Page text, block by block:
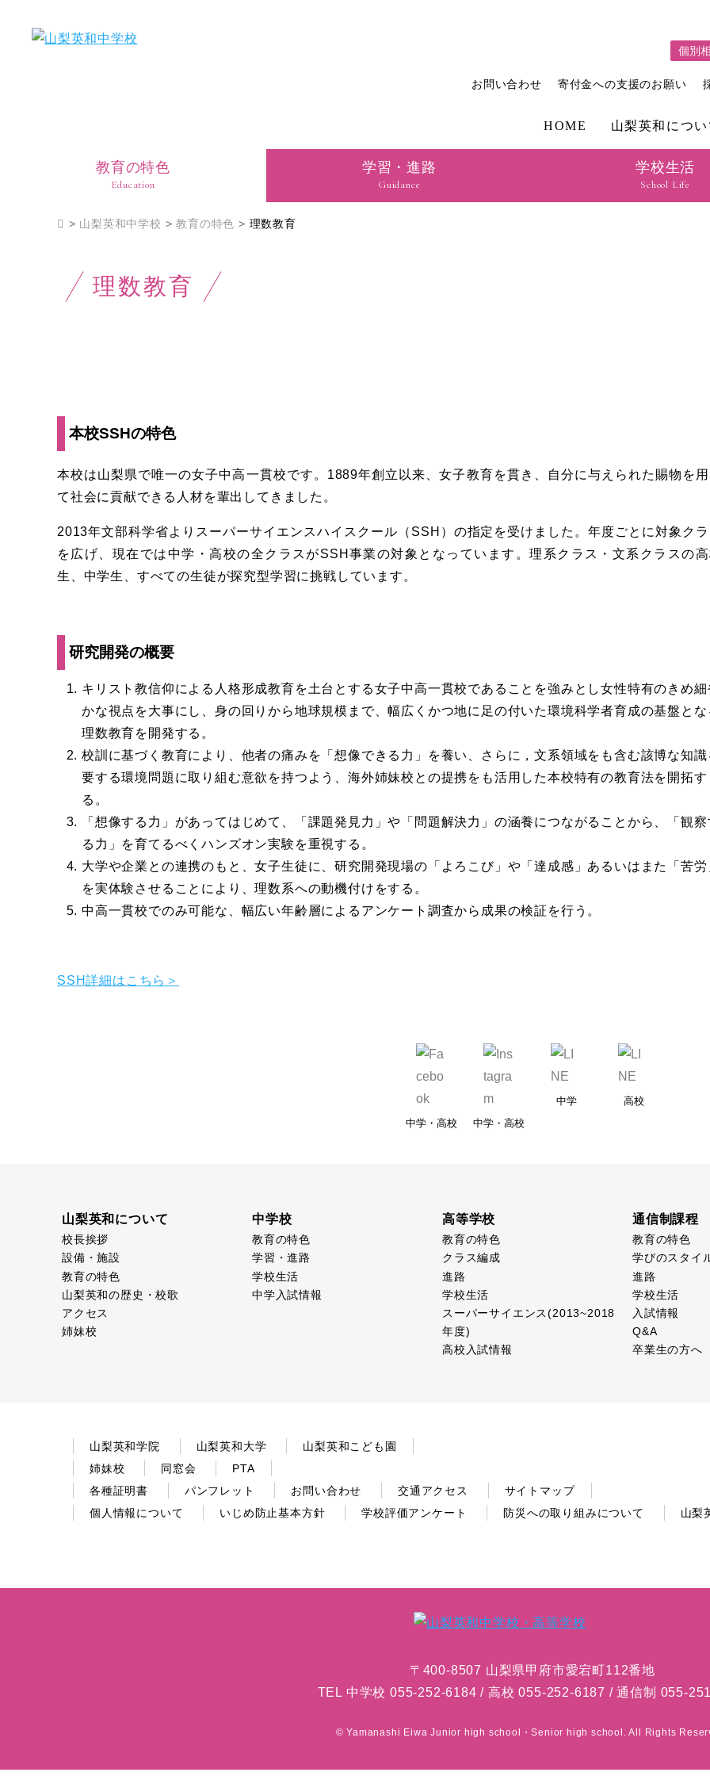
個別
お問い合わせ 寄付金への支援のお願い
HOME 山梨英和につい
教育の特色
Education
学習・進路
Guidance
学校生活
School Life
> 山梨英和中学校 >教育の特色 > 理数教育
理数教育
本校SSHの特色
本校は山梨県で唯一の女子中高一貫校です。1889年創立以来、女子教育を貫き、自分に与えられた賜物を用
て社会に貢献できる人材を輩出してきました。
2013年文部科学省よりスーパーサイエンスハイスクール（SSH）の指定を受けました。年度ごとに対象クラ
を広げ、現在では中学・高校の全クラスがSSH事業の対象となっています。理系クラス・文系クラスの高
生、中学生、すべての生徒が探究型学習に挑戦しています。
研究開発の概要
キリスト教信仰による人格形成教育を土台とする女子中高一貫校であることを強みとし女性特有のきめ細
かな視点を大事にし、身の回りから地球規模まで、幅広くかつ地に足の付いた環境科学者育成の基盤とな
理数教育を開発する。
校訓に基づく教育により、他者の痛みを「想像できる力」を養い、さらに，文系領域をも含む該博な知識
要する環境問題に取り組む意欲を持つよう、海外姉妹校との提携をも活用した本校特有の教育法を開拓す
る。
「想像する力」があってはじめて、「課題発見力」や「問題解決力」の涵養につながることから、「観察
る力」を育てるべくハンズオン実験を重視する。
大学や企業との連携のもと、女子生徒に、研究開発現場の「よろこび」や「達成感」あるいはまた「苦労
を実体験させることにより、理数系への動機付けをする。
中高一貫校でのみ可能な、幅広い年齢層によるアンケート調査から成果の検証を行う。
SSH詳細はこちら＞
中学・高校 中学・高校
中学 高校
山梨英和について
校長挨拶
設備・施設
教育の特色
山梨英和の歴史・校歌
アクセス
姉妹校
中学校
教育の特色
学習・進路
学校生活
中学入試情報
高等学校
教育の特色
クラス編成
進路
学校生活
スーパーサイエンス(2013~2018
年度)
高校入試情報
通信制課程
教育の特色
学びのスタイ
進路
学校生活
入試情報
Q&A
卒業生の方へ
山梨英和学院 山梨英和大学
山梨英和こども園
姉妹校
同窓会
PTA
各種証明書
パンフレット お問い合わせ 交通アクセス
サイトマップ
個人情報について
いじめ防止基本方針 学校評価アンケート 防災への取り組みについて 山梨
〒400-8507 山梨県甲府市愛宕町112番地
TEL 中学校 055-252-6184 / 高校 055-252-6187 / 通信制 055-
© Yamanashi Eiwa Junior high school・Senior high school. All Rights